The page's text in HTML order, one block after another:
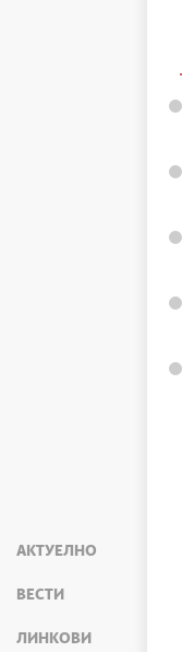
АКТУЕЛНО
ВЕСТИ
ЛИНКОВИ